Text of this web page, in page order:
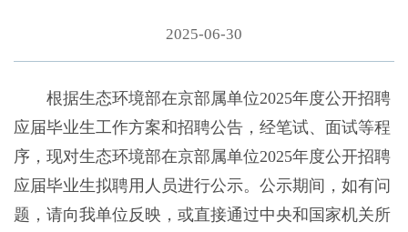
2025-06-30
根据生态环境部在京部属单位2025年度公开招聘
应届毕业生工作方案和招聘公告，经笔试、面试等程
序，现对生态环境部在京部属单位2025年度公开招聘
应届毕业生拟聘用人员进行公示。公示期间，如有问
题，请向我单位反映，或直接通过中央和国家机关所